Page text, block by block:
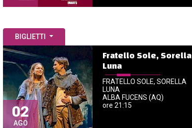
BIGLIETTI
02
AGO
Fratello Sole, Sorella
Luna
FRATELLO SOLE, SORELLA
LUNA
ALBA FUCENS (AQ)
ore 21:15